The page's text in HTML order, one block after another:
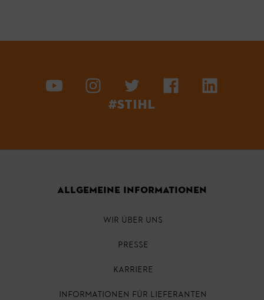
#STIHL
ALLGEMEINE INFORMATIONEN
WIR ÜBER UNS
PRESSE
KARRIERE
INFORMATIONEN FÜR LIEFERANTEN